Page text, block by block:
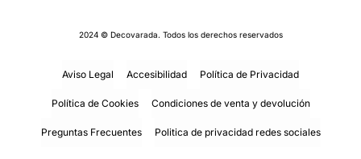
Aviso Legal Accesibilidad Política de Privacidad
Política de Cookies Condiciones de venta y devolución
Preguntas Frecuentes Politica de privacidad redes sociales
2024 © Decovarada. Todos los derechos reservados